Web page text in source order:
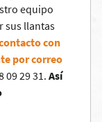
equipo
sus llantas
con
por correo
09 29 31. Así